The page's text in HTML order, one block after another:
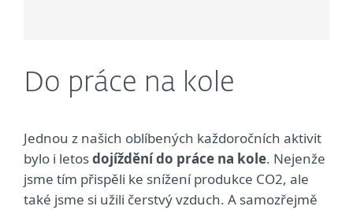
Do práce na kole
Jednou z našich oblíbených každoročních aktivit
bylo i letosdojíždění do práce na kole. Nejenže
jsme tím přispěli ke snížení produkce CO2, ale
také jsme si užili čerstvý vzduch. A samozřejmě